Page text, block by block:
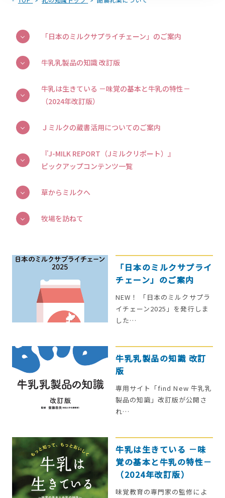
「日本のミルクサプライチェーン」のご案内
牛乳乳製品の知識 改訂版
牛乳は生きている －味覚の基本と牛乳の特性－
（2024年改訂版）
Ｊミルクの蔵書活用についてのご案内
『J-MILK REPORT（Jミルクリポート）』
ピックアップコンテンツ一覧
草からミルクへ
牧場を訪ねて
「日本のミルクサプライ
チェーン」のご案内
NEW！ 「日本のミルクサプラ
イチェーン2025」を発行しま
した…
牛乳乳製品の知識 改訂
版
専用サイト「find New 牛乳乳
製品の知識」改訂版が公開さ
れ…
牛乳は生きている －味
覚の基本と牛乳の特性－
（2024年改訂版）
味覚教育の専門家の監修によ